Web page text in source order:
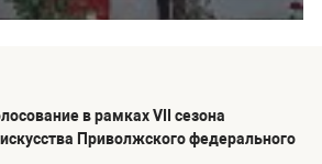
в рамках VII сезона
Приволжского федерального